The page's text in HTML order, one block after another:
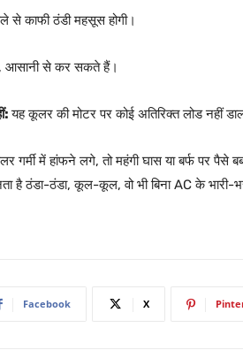
से काफी ठंडी महसूस होगी।
आसानी से कर सकते हैं।
यह कूलर की मोटर पर कोई अतिरिक्त लोड नहीं
गर्मी में हांफने लगे, तो महंगी घास या बर्फ पर पैसे
है ठंडा-ठंडा, कूल-कूल, वो भी बिना AC के भारी-
Facebook X